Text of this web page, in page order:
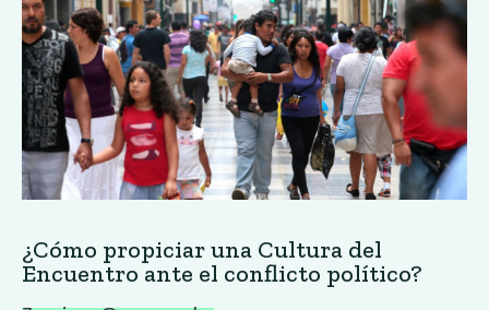
¿Cómo propiciar una Cultura del
Encuentro ante el conflicto político?